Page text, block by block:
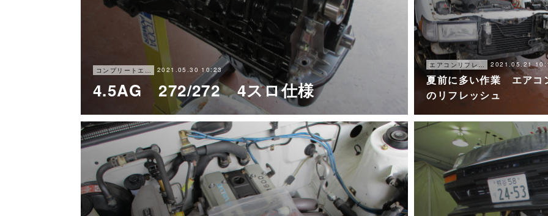
コンプリートエンジン 2021.05.30 10:23
4.5AG 272/272 4スロ仕様
2021.05.21
夏前に多い作業 エアコ
のリフレッシュ